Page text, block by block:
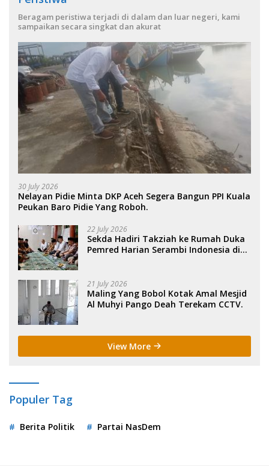
Beragam peristiwa terjadi di dalam dan luar negeri, kami
sampaikan secara singkat dan akurat
30 July 2026
Nelayan Pidie Minta DKP Aceh Segera Bangun PPI Kuala
Peukan Baro Pidie Yang Roboh.
22 July 2026
Sekda Hadiri Takziah ke Rumah Duka
Pemred Harian Serambi Indonesia di
21 July 2026
Maling Yang Bobol Kotak Amal Mesjid
Al Muhyi Pango Deah Terekam CCTV.
View More
Populer Tag
Berita Politik Partai NasDem